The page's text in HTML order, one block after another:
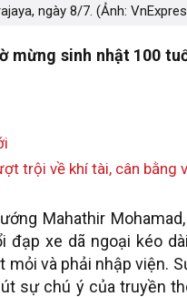
ngày 8/7. (Ảnh:
mừng sinh nhật 100
trội về khí tài, cân bằng
Mahathir
đạp xe dã ngoại kéo
và phải nhập viện.
sự chú ý của truyền